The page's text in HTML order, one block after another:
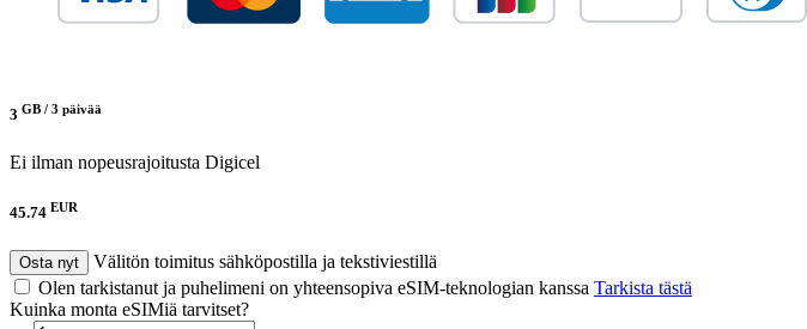
3 GB / 3 päivää
Ei ilman nopeusrajoitusta Digicel
45.74 EUR
Osta nyt
Välitön toimitus sähköpostilla ja tekstiviestillä
Olen tarkistanut ja puhelimeni on yhteensopiva eSIM-teknologian kanssa Tarkista tästä
Kuinka monta eSIMiä tarvitset?